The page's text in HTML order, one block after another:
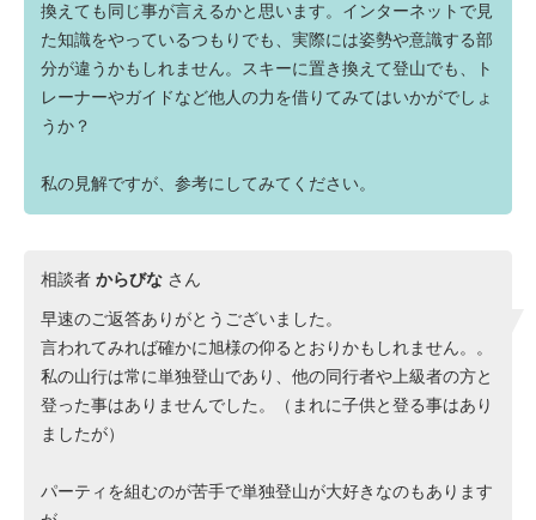
換えても同じ事が言えるかと思います。インターネットで見
た知識をやっているつもりでも、実際には姿勢や意識する部
分が違うかもしれません。スキーに置き換えて登山でも、ト
レーナーやガイドなど他人の力を借りてみてはいかがでしょ
うか？
私の見解ですが、参考にしてみてください。
相談者 からびな さん
早速のご返答ありがとうございました。
言われてみれば確かに旭様の仰るとおりかもしれません。。
私の山行は常に単独登山であり、他の同行者や上級者の方と
登った事はありませんでした。（まれに子供と登る事はあり
ましたが）
パーティを組むのが苦手で単独登山が大好きなのもあります